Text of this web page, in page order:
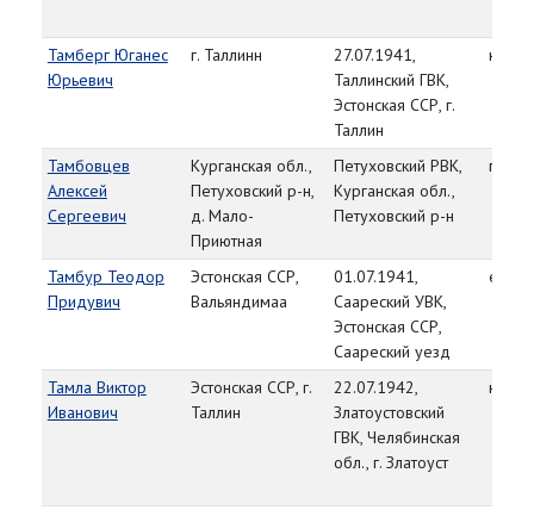
Тамберг Юганес
Юрьевич
г. Таллинн
27.07.1941,
Таллинский ГВК,
Эстонская ССР, г.
Таллин
Тамбовцев
Алексей
Сергеевич
Курганская обл.,
Петуховский р-н,
д. Мало-
Приютная
Петуховский РВК,
Курганская обл.,
Петуховский р-н
гв.
Тамбур Теодор
Придувич
Эстонская ССР,
Вальяндимаа
01.07.1941,
Саареский УВК,
Эстонская ССР,
Саареский уезд
Тамла Виктор
Иванович
Эстонская ССР, г.
Таллин
22.07.1942,
Златоустовский
ГВК, Челябинская
обл., г. Златоуст